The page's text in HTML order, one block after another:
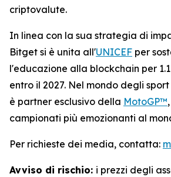
criptovalute.
In linea con la sua strategia di
Bitget si è unita all'UNICEF per
l'educazione alla blockchain per
entro il 2027. Nel mondo degli
è partner esclusivo della MotoGP™
campionati più emozionanti al
Per richieste dei media, contatta:
Avviso di rischio: i prezzi degli